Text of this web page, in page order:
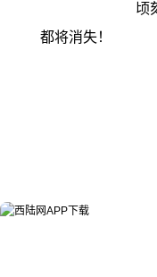
顷
都将消失！